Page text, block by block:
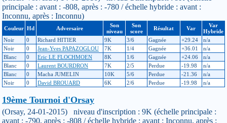
principale : avant : -808, après : -780 / échelle hybride : avant :
Inconnu, après : Inconnu)
Couleur Hd Adversaire
Son
niveau
Son
score
Résultat Var
Var
Hybride
Noir
0 Richard HITIER 9K 3/6 Gagnée +29.24
n/a
Noir
0 Jean-Yves PAPAZOGLOU 7K 1/4 Gagnée +36.01
n/a
Blanc
0 Eric LE FLOCHMOEN 8K 1/6 Gagnée +24.06
n/a
Blanc
0 Laurent BOURDRON 7K 2/5 Perdue -19.98
n/a
Blanc
0 Macha JUMELIN 10K 5/6 Perdue -21.36
n/a
Noir
0 David BROUARD 6K 2/6 Perdue -19.98 n/a
19ème Tournoi d'Orsay
(Orsay, 24-01-2015) niveau d'inscription : 9K (échelle principale :
avant : -790, après : -808 / échelle hybride : avant : Inconnu, après :